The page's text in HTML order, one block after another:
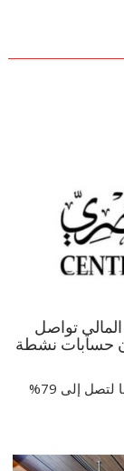
تواصل
يمتلكون حسابات نشطة
واصلت معدلات الشمول المالي في مصر ارتفاعها لتصل إلى 79%